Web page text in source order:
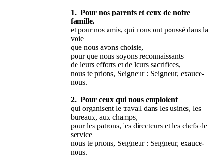
1. Pour nos parents et ceux de notre
famille,
et pour nos amis, qui nous ont poussé dans la
voie
que nous avons choisie,
pour que nous soyons reconnaissants
de leurs efforts et de leurs sacrifices,
nous te prions, Seigneur : Seigneur, exauce-
nous.
2. Pour ceux qui nous emploient
qui organisent le travail dans les usines, les
bureaux, aux champs,
pour les patrons, les directeurs et les chefs de
service,
nous te prions, Seigneur : Seigneur, exauce-
nous.